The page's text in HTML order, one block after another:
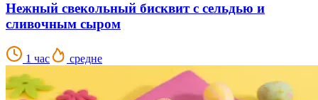
Нежный свекольный бисквит с сельдью и
сливочным сыром
1 час средне